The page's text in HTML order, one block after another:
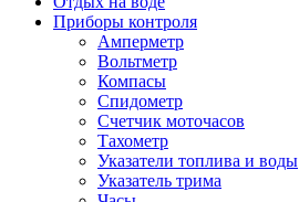
Приборы контроля
Амперметр
Вольтметр
Компасы
Спидометр
Счетчик моточасов
Тахометр
Указатели топлива и воды
Указатель трима